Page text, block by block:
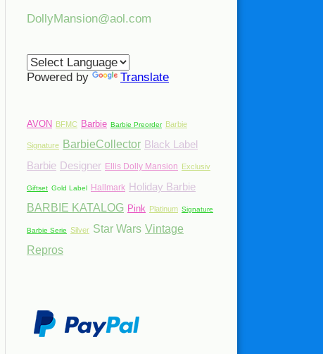
DollyMansion@aol.com
Powered by Translate
AVON BFMC Barbie Barbie Preorder Barbie
Signature BarbieCollector Black Label
Barbie Designer Ellis Dolly Mansion Exclusiv
Giftset Gold Label Hallmark Holiday Barbie
BARBIE KATALOG Pink Platinum Signature
Barbie Serie Silver Star Wars Vintage
Repros